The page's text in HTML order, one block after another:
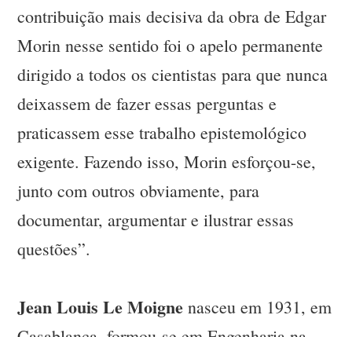
contribuição mais decisiva da obra de Edgar
Morin nesse sentido foi o apelo permanente
dirigido a todos os cientistas para que nunca
deixassem de fazer essas perguntas e
praticassem esse trabalho epistemológico
exigente. Fazendo isso, Morin esforçou-se,
junto com outros obviamente, para
documentar, argumentar e ilustrar essas
questões”.
Jean Louis Le Moigne nasceu em 1931, em